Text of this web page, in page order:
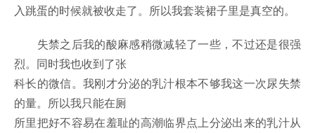
入跳蛋的时候就被收走了。所以我套装裙子里是真空的。
失禁之后我的酸麻感稍微减轻了一些，不过还是很强
烈。同时我也收到了张
科长的微信。我刚才分泌的乳汁根本不够我这一次尿失禁
的量。所以我只能在厕
所里把好不容易在羞耻的高潮临界点上分泌出来的乳汁从